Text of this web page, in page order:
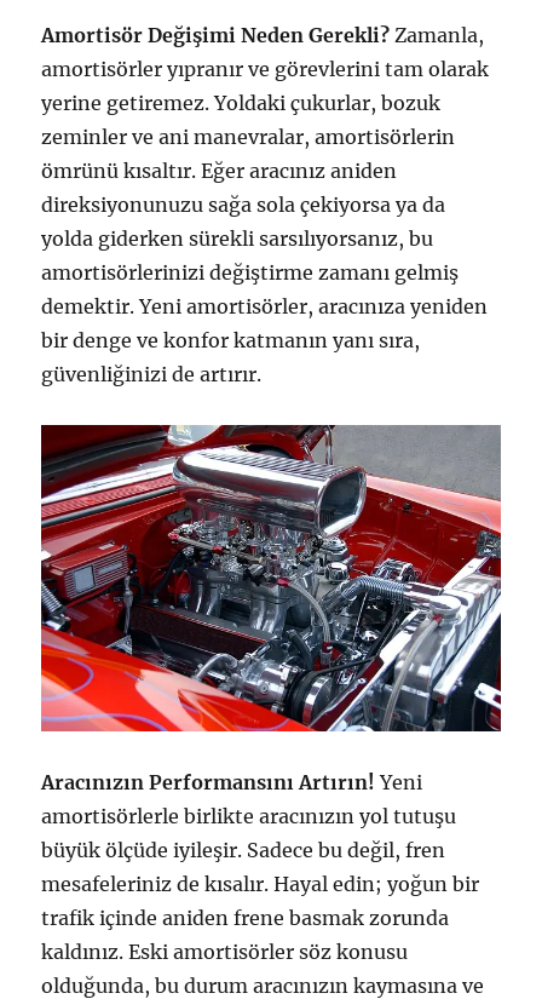
Amortisör Değişimi Neden Gerekli? Zamanla,
amortisörler yıpranır ve görevlerini tam olarak
yerine getiremez. Yoldaki çukurlar, bozuk
zeminler ve ani manevralar, amortisörlerin
ömrünü kısaltır. Eğer aracınız aniden
direksiyonunuzu sağa sola çekiyorsa ya da
yolda giderken sürekli sarsılıyorsanız, bu
amortisörlerinizi değiştirme zamanı gelmiş
demektir. Yeni amortisörler, aracınıza yeniden
bir denge ve konfor katmanın yanı sıra,
güvenliğinizi de artırır.
Aracınızın Performansını Artırın! Yeni
amortisörlerle birlikte aracınızın yol tutuşu
büyük ölçüde iyileşir. Sadece bu değil, fren
mesafeleriniz de kısalır. Hayal edin; yoğun bir
trafik içinde aniden frene basmak zorunda
kaldınız. Eski amortisörler söz konusu
olduğunda, bu durum aracınızın kaymasına ve